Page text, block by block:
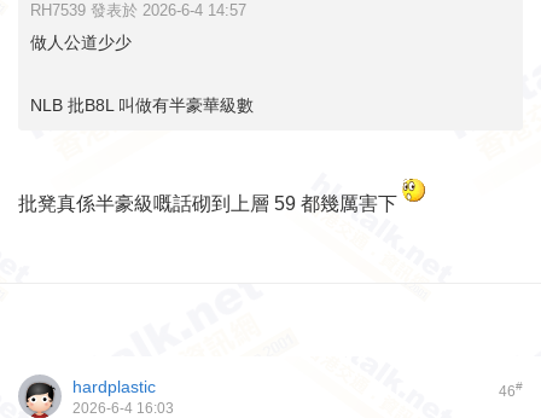
RH7539 發表於 2026-6-4 14:57
做人公道少少
NLB 批B8L 叫做有半豪華級數
批凳真係半豪級嘅話砌到上層 59 都幾厲害下
46#
hardplastic
2026-6-4 16:03